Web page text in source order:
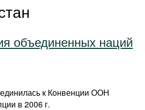
объединенных наций
к Конвенции ООН
в 2006 г.